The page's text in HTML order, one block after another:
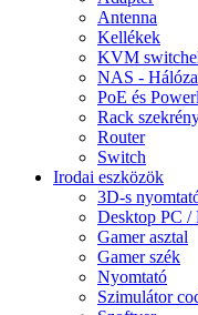
Antenna
Kellékek
KVM
NAS -
PoE és
Rack
Router
Switch
Irodai eszközök
3D-s
Desktop PC
Gamer asztal
Gamer szék
Nyomtató
Szimulátor